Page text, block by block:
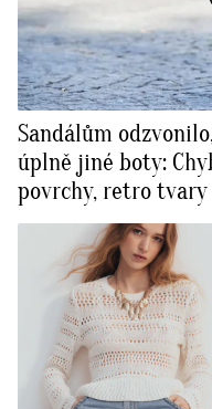
Sandálům
úplně jiné boty:
povrchy, retro